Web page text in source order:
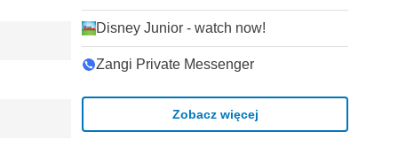
Disney Junior - watch now!
Zangi Private Messenger
Zobacz więcej